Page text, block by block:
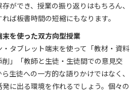
ができ、授業の振り返りはもちろん、
ば板書時間の短縮にもなります。
末を使った双方向型授業
タブレット端末を使って「教材・資料
」「教師と生徒・生徒間での意見交
生徒への一方的な語りかけではなく、
に出る環境を作れるでしょう。個々の